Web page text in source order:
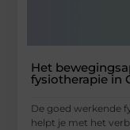
Het
fysiotherapie in
De goed werkende
helpt je met het